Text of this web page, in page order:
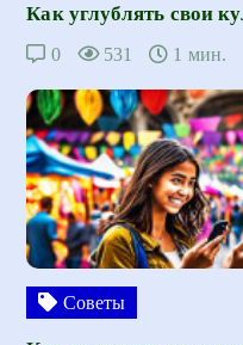
Как углублять свои
0 531 1 мин.
Советы